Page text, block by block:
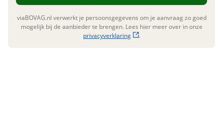
viaBOVAG.nl verwerkt je persoonsgegevens om je aanvraag zo goed
mogelijk bij de aanbieder te brengen. Lees hier meer over in onze
privacyverklaring
.